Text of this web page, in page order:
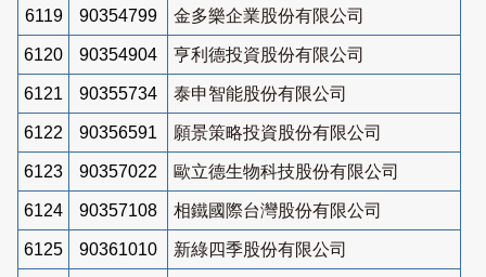
6119 90354799 金多樂企業股份有限公司
6120 90354904 亨利德投資股份有限公司
6121 90355734 泰申智能股份有限公司
6122 90356591 願景策略投資股份有限公司
6123 90357022 歐立德生物科技股份有限公司
6124 90357108 相鐵國際台灣股份有限公司
6125 90361010 新綠四季股份有限公司